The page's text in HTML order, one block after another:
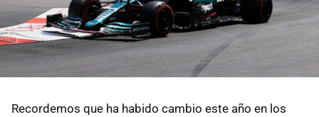
Recordemos que ha habido cambio este año en los